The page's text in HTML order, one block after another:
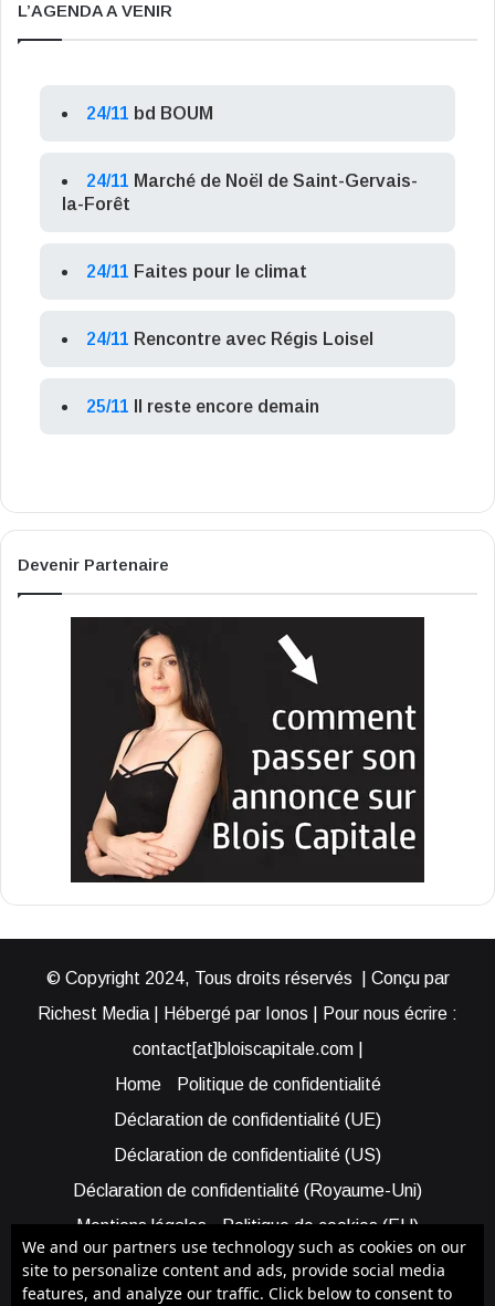
L’AGENDA A VENIR
24/11 bd BOUM
24/11 Marché de Noël de Saint-Gervais-
la-Forêt
24/11 Faites pour le climat
24/11 Rencontre avec Régis Loisel
25/11 Il reste encore demain
Devenir Partenaire
© Copyright 2024, Tous droits réservés | Conçu par
Richest Media | Hébergé par Ionos | Pour nous écrire :
contact[at]bloiscapitale.com |
Home
Politique de confidentialité
Déclaration de confidentialité (UE)
Déclaration de confidentialité (US)
Déclaration de confidentialité (Royaume-Uni)
Mentions légales
Politique de cookies (EU)
Cookie Policy (AUS)
Cookie Policy (US)
Qui sommes-nous ?
Participer à Blois Capitale
We and our partners use technology such as cookies on our
site to personalize content and ads, provide social media
features, and analyze our traffic. Click below to consent to